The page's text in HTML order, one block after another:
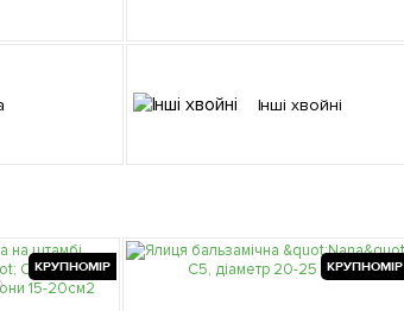
Інші хвойні
КРУПНОМІР КРУПНОМІР